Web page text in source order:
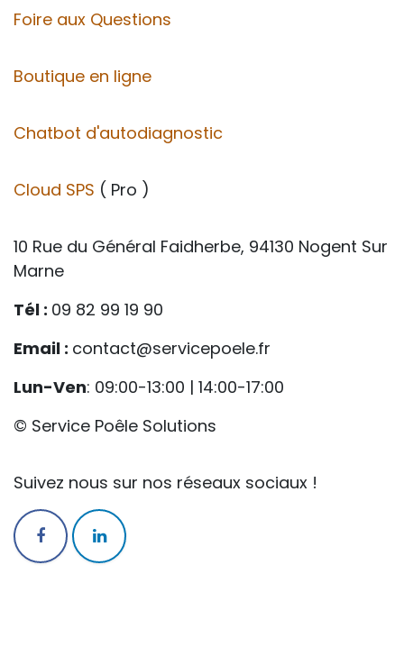
Foire aux Questions
Boutique en ligne
Chatbot d'autodiagnostic
Cloud SPS ( Pro )
10 Rue du Général Faidherbe, 94130 Nogent Sur
Marne
Tél : 09 82 99 19 90
Email : contact@servicepoele.fr
Lun-Ven: 09:00-13:00 | 14:00-17:00
© Service Poêle Solutions
Suivez nous sur nos réseaux sociaux !